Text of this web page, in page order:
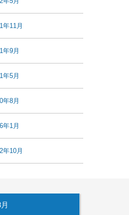
年11月
年9月
年5月
年8月
年1月
年10月